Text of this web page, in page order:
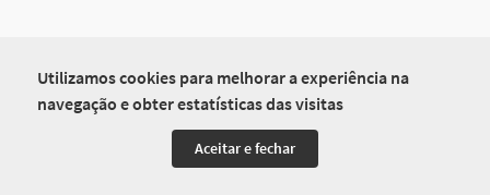
Utilizamos cookies para melhorar a experiência na
navegação e obter estatísticas das visitas
Aceitar e fechar